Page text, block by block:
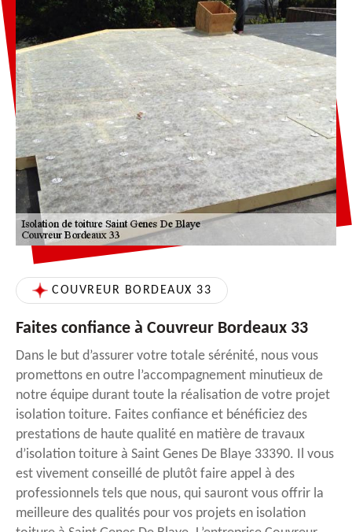
COUVREUR BORDEAUX 33
Faites confiance à Couvreur Bordeaux 33
Dans le but d’assurer votre totale sérénité, nous vous
promettons en outre l’accompagnement minutieux de
notre équipe durant toute la réalisation de votre projet
isolation toiture. Faites confiance et bénéficiez des
prestations de haute qualité en matière de travaux
d’isolation toiture à Saint Genes De Blaye 33390. Il vous
est vivement conseillé de plutôt faire appel à des
professionnels tels que nous, qui sauront vous offrir la
meilleure des qualités pour vos projets en isolation